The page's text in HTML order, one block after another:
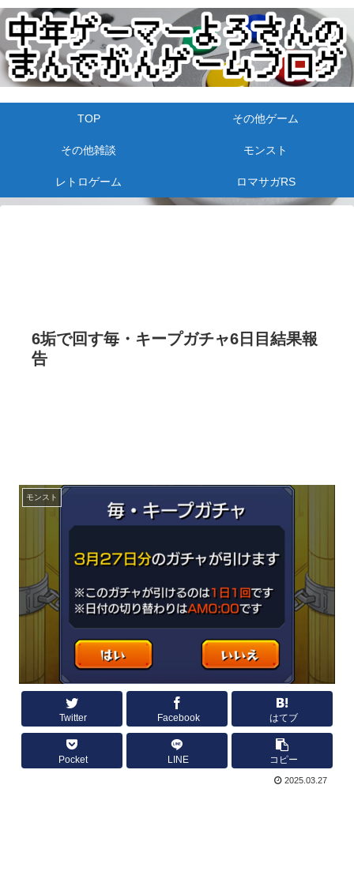
TOP その他ゲーム
その他雑談 モンスト
レトロゲーム ロマサガRS
6垢で回す毎・キープガチャ6日目結果報
告
モンスト
Twitter Facebook はてブ
Pocket LINE コピー
2025.03.27